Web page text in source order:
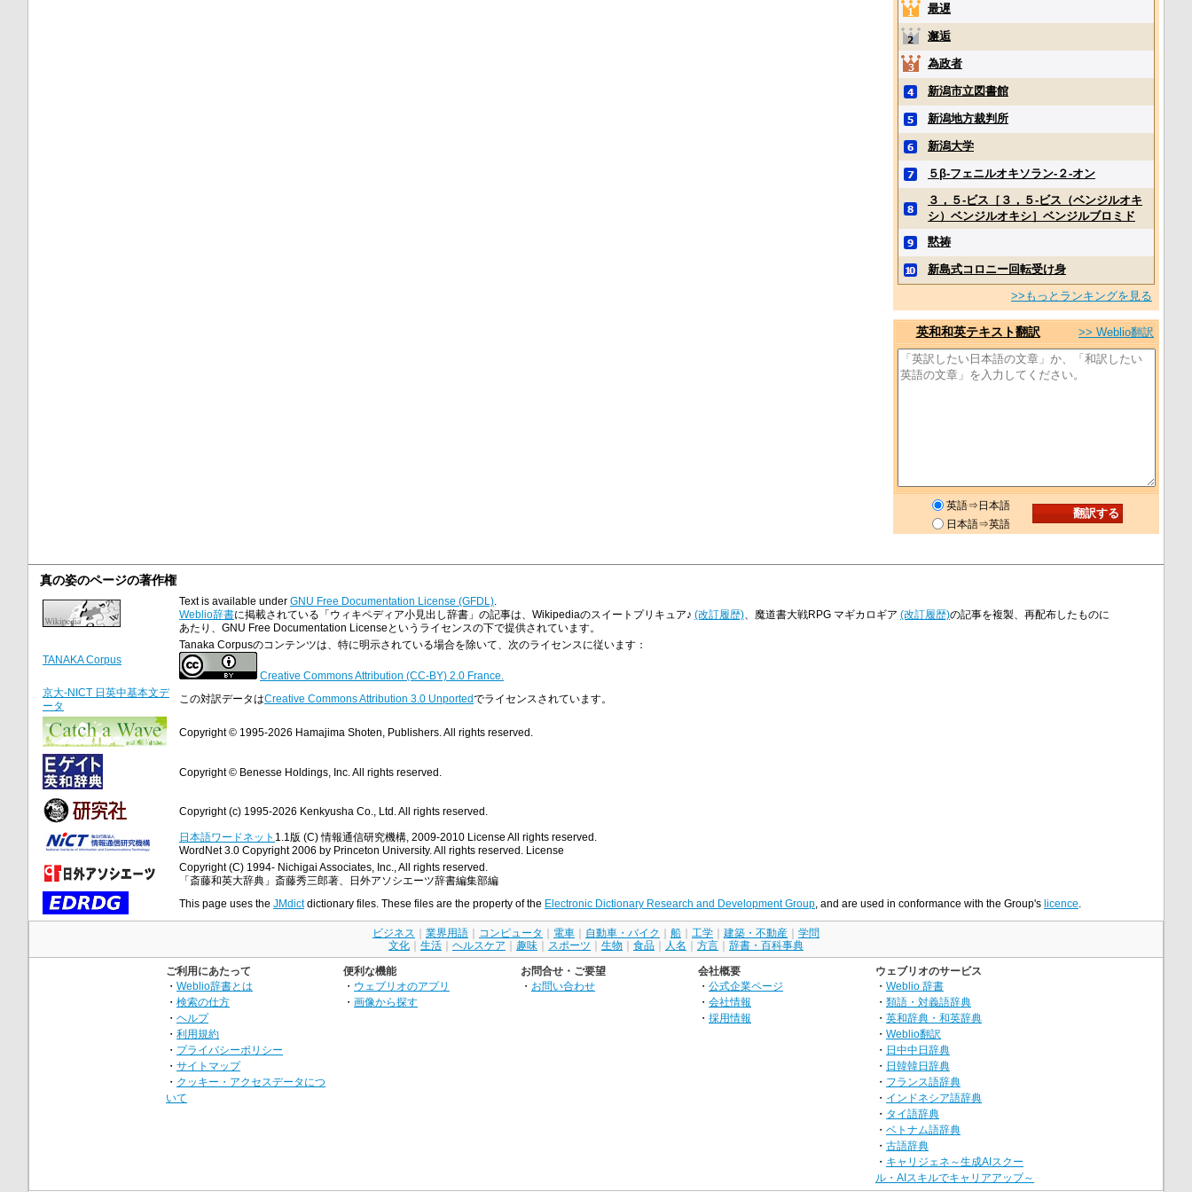
最遅
邂逅
為政者
新潟市立図書館
新潟地方裁判所
新潟大学
５β‐フェニルオキソラン‐２‐オン
３，５‐ビス［３，５‐ビス（ベンジルオキ
シ）ベンジルオキシ］ベンジルブロミド
黙祷
新島式コロニー回転受け身
>>もっとランキングを見る
英和和英テキスト翻訳 >> Weblio翻訳
英語⇒日本語
日本語⇒英語
真の姿のページの著作権
Text is available under GNU Free Documentation License (GFDL)
Weblio辞書に掲載されている「ウィキペディア小見出し辞書」の記事は、Wikipediaのスイートプリキュア♪ (改訂履歴) 、魔道書大戦RPG マギカロギア (改訂履歴)の記事を複製、再配布したものに
あたり、GNU Free Documentation Licenseというライセンスの下で提供されています。
TANAKA Corpus
Tanaka Corpusのコンテンツは、特に明示されている場合を除いて、次のライセンスに従います：
Creative Commons Attribution (CC-BY) 2.0 France.
京大-NICT 日英中基本文デ
ータ
この対訳データはCreative Commons Attribution 3.0 Unportedでライセンスされています。
Copyright © 1995-2026 Hamajima Shoten, Publishers. All rights reserved.
Copyright © Benesse Holdings, Inc. All rights reserved.
Copyright (c) 1995-2026 Kenkyusha Co., Ltd. All rights reserved.
日本語ワードネット 1.1版 (C) 情報通信研究機構, 2009-2010 License All rights reserved.
WordNet 3.0 Copyright 2006 by Princeton University. All rights reserved. License
Copyright (C) 1994- Nichigai Associates, Inc., All rights reserved.
「斎藤和英大辞典」斎藤秀三郎著、日外アソシエーツ辞書編集部編
This page uses the JMdictdictionary files. These files are the property of the Electronic Dictionary Research and Development Group , and are used in conformance with the Group's licence
ビジネス 業界用語 コンピュータ 電車 自動車・バイク 船 工学 建築・不動産
学問
文化
生活 ヘルスケア 趣味 スポーツ 生物 食品 人名 方言 辞書・百科事典
ご利用にあたって
・ Weblio辞書とは
・ 検索の仕方
・ ヘルプ
・ 利用規約
・ プライバシーポリシー
・ サイトマップ
・ クッキー・アクセスデータにつ
いて
便利な機能
・ ウェブリオのアプリ
・ 画像から探す
お問合せ・ご要望
・ お問い合わせ
会社概要
・ 公式企業ページ
・ 会社情報
・ 採用情報
ウェブリオのサービス
・ Weblio 辞書
・ 類語・対義語辞典
・ 英和辞典・和英辞典
・ Weblio翻訳
・ 日中中日辞典
・ 日韓韓日辞典
・ フランス語辞典
・ インドネシア語辞典
・ タイ語辞典
・ ベトナム語辞典
・ 古語辞典
・ キャリジェネ～生成AIスクー
ル・AIスキルでキャリアアップ～